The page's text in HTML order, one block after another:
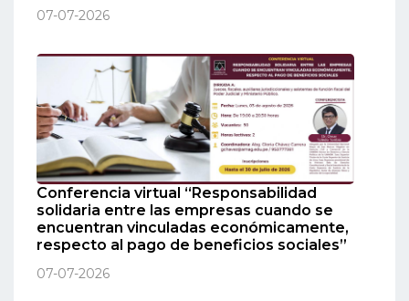
07-07-2026
Conferencia virtual “Responsabilidad
solidaria entre las empresas cuando se
encuentran vinculadas económicamente,
respecto al pago de beneficios sociales”
07-07-2026